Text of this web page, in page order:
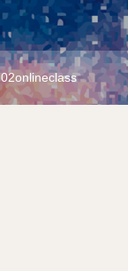
02onlineclass